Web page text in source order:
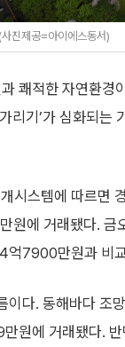
진제공=아이에스동서)
쾌적한 자연환경
리기’가 심화되
시스템에 따르면
에 거래됐다. 금
억7900만원과 비
다. 동해바다 조
원에 거래됐다.